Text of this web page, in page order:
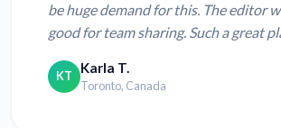
be huge demand for this. The editor
good for team sharing. Such a great
KT Karla T.
Toronto, Canada